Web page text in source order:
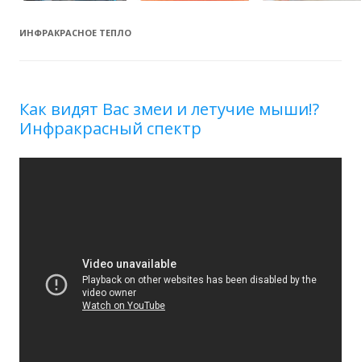
ИНФРАКРАСНОЕ ТЕПЛО
Как видят Вас змеи и летучие мыши!?
Инфракрасный спектр